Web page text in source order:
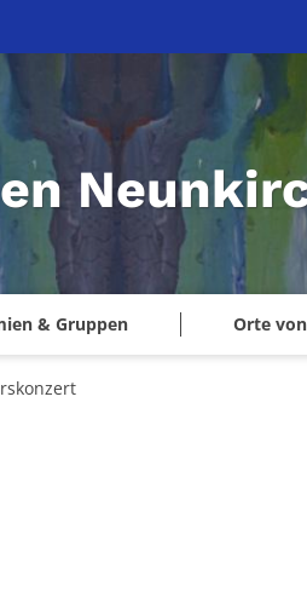
& Gruppen Orte